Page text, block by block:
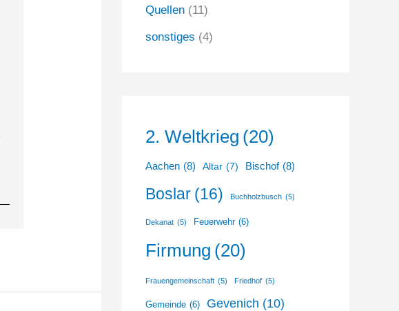
Quellen (11)
sonstiges (4)
2. Weltkrieg (20)
Aachen (8) Altar (7) Bischof (8)
Boslar (16) Buchholzbusch (5)
Dekanat (5) Feuerwehr (6)
Firmung (20)
Frauengemeinschaft (5) Friedhof (5)
Gemeinde (6) Gevenich (10)